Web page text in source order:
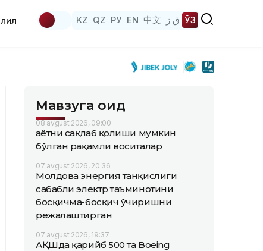
KZ QZ РУ EN 中文 ق ز ЎЗ
Мавзуга оид
08 avgust 2026, 09:00
Ҳаётни сақлаб қолиши мумкин
бўлган рақамли воситалар
07 avgust 2026, 20:36
Молдова энергия танқислиги
сабабли электр таъминотини
босқичма-босқич ўчиришни
режалаштирган
07 avgust 2026, 19:37
АҚШда қарийб 500 та Boeing